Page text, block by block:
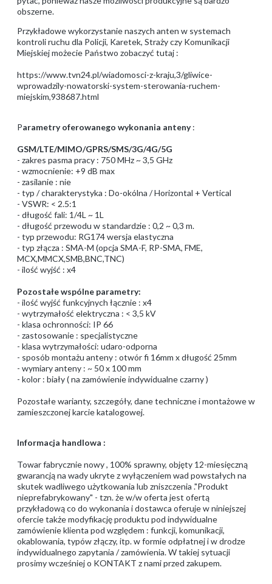
obszerne.
Przykładowe wykorzystanie naszych anten w systemach
kontroli ruchu dla Policji, Karetek, Straży czy Komunikacji
Miejskiej możecie Państwo zobaczyć tutaj :
https://www.tvn24.pl/wiadomosci-z-kraju,3/gliwice-
wprowadzily-nowatorski-system-sterowania-ruchem-
miejskim,938687.html
Parametry oferowanego wykonania anteny:
GSM/LTE/MIMO/GPRS/SMS/3G/4G/5G
- zakres pasma pracy : 750 MHz ~ 3,5 GHz
- wzmocnienie: +9 dB max
- zasilanie : nie
- typ / charakterystyka : Do-okólna / Horizontal + Vertical
- VSWR: < 2.5:1
- długość fali: 1/4L ~ 1L
- długość przewodu w standardzie : 0,2 ~ 0,3 m.
- typ przewodu: RG174 wersja elastyczna
- typ złącza : SMA-M (opcja SMA-F, RP-SMA, FME,
MCX,MMCX,SMB,BNC,TNC)
- ilość wyjść : x4
Pozostałe wspólne parametry:
- ilość wyjść funkcyjnych łącznie : x4
- wytrzymałość elektryczna : < 3,5 kV
- klasa ochronności: IP 66
- zastosowanie : specjalistyczne
- klasa wytrzymałości: udaro-odporna
- sposób montażu anteny : otwór fi 16mm x długość 25mm
- wymiary anteny : ~ 50 x 100 mm
- kolor : biały ( na zamówienie indywidualne czarny )
Pozostałe warianty, szczegóły, dane techniczne i montażowe w
zamieszczonej karcie katalogowej.
Informacja handlowa :
Towar fabrycznie nowy , 100% sprawny, objęty 12-miesięczną
gwarancją na wady ukryte z wyłączeniem wad powstałych na
skutek wadliwego użytkowania lub zniszczenia ."Produkt
nieprefabrykowany" - tzn. że w/w oferta jest ofertą
przykładową co do wykonania i dostawca oferuje w niniejszej
ofercie także modyfikację produktu pod indywidualne
zamówienie klienta pod względem : funkcji, komunikacji,
okablowania, typów złączy, itp. w formie odpłatnej i w drodze
indywidualnego zapytania / zamówienia. W takiej sytuacji
prosimy wcześniej o KONTAKT z nami przed zakupem.